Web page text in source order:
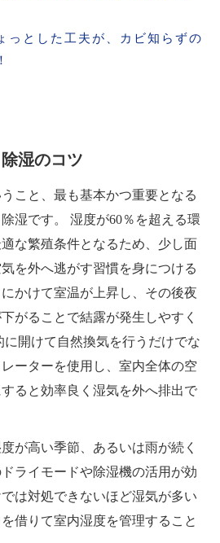
っとした工夫が、カビ知らずの
湿のコツ
こと、最も基本かつ重要となる
湿です。 湿度が60％を超える環
な繁殖条件となるため、少し面
を外へ逃がす習慣を身につける
かけて室温が上昇し、その後夜
がることで結露が発生しやすく
開けて自然換気を行うだけでな
ーターを使用し、室内全体の空
ると効率良く湿気を外へ排出で
が高い季節、あるいは雨が続く
ライモードや除湿機の活用が効
は対処できないほど湿気が多い
借りて室内湿度を管理すること